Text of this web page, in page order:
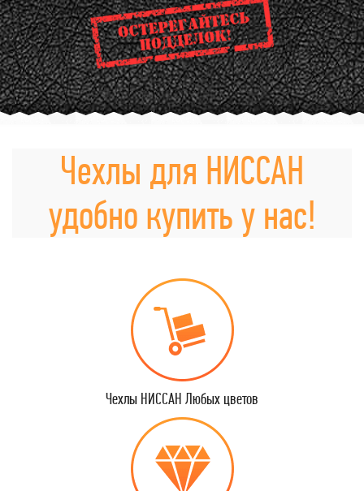
Чехлы для НИССАН
удобно купить у нас!
Чехлы НИССАН Любых цветов